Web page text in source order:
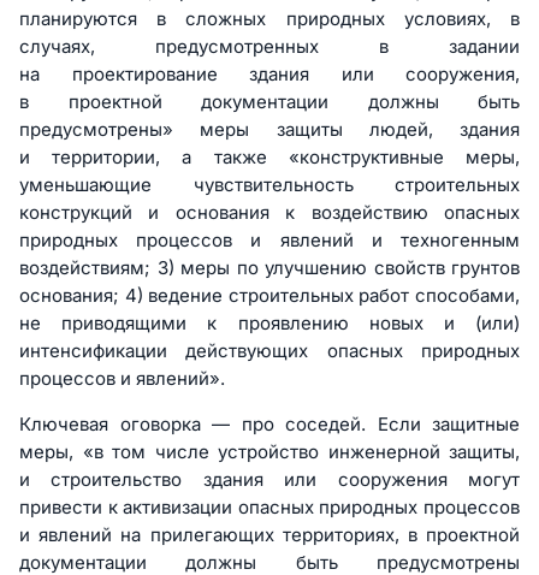
планируются в сложных природных условиях, в
случаях, предусмотренных в задании
на проектирование здания или сооружения,
в проектной документации должны быть
предусмотрены» меры защиты людей, здания
и территории, а также «конструктивные меры,
уменьшающие чувствительность строительных
конструкций и основания к воздействию опасных
природных процессов и явлений и техногенным
воздействиям; 3) меры по улучшению свойств грунтов
основания; 4) ведение строительных работ способами,
не приводящими к проявлению новых и (или)
интенсификации действующих опасных природных
процессов и явлений».
Ключевая оговорка — про соседей. Если защитные
меры, «в том числе устройство инженерной защиты,
и строительство здания или сооружения могут
привести к активизации опасных природных процессов
и явлений на прилегающих территориях, в проектной
документации должны быть предусмотрены